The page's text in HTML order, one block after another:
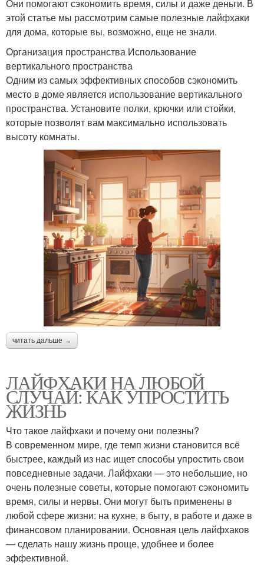
Они помогают сэкономить время, силы и даже деньги. В
этой статье мы рассмотрим самые полезные лайфхаки
для дома, которые вы, возможно, еще не знали.
Организация пространства Использование
вертикального пространства
Одним из самых эффективных способов сэкономить
место в доме является использование вертикального
пространства. Установите полки, крючки или стойки,
которые позволят вам максимально использовать
высоту комнаты.
читать дальше →
ЛАЙФХАКИ НА ЛЮБОЙ
СЛУЧАЙ: КАК УПРОСТИТЬ
ЖИЗНЬ
Что такое лайфхаки и почему они полезны?
В современном мире, где темп жизни становится всё
быстрее, каждый из нас ищет способы упростить свои
повседневные задачи. Лайфхаки — это небольшие, но
очень полезные советы, которые помогают сэкономить
время, силы и нервы. Они могут быть применены в
любой сфере жизни: на кухне, в быту, в работе и даже в
финансовом планировании. Основная цель лайфхаков
— сделать нашу жизнь проще, удобнее и более
эффективной.